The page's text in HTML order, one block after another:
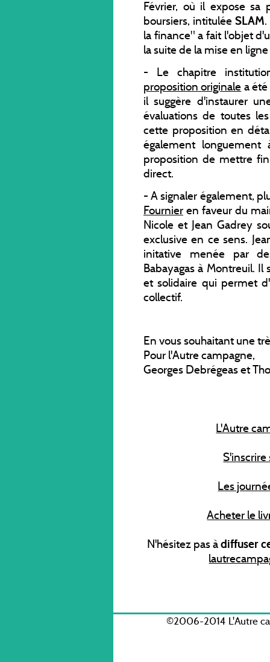
Février, où il expose sa
boursiers, intituléeSLAM
la finance" a fait l'objet
la suite de la mise en
- Le chapitre
proposition originale a
il suggère d'instaurer
évaluations de toutes
cette proposition en
également
proposition de mettre
direct.
- A signaler également,
Fournier en faveur du
Nicole et Jean Gadrey
exclusive en ce sens.
initative menée par
Babayagas à Montreuil.
et solidaire qui permet
collectif.
En vous souhaitant une
Pour l'Autre campagne,
Georges Debrégeas et
L'Autre
Les
Acheter le
N'hésitez pas àdiffuser
©2006-2014 L'Autre